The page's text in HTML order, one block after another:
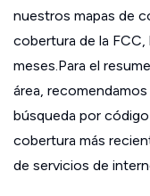
nuestros mapas de
cobertura de la FCC,
meses.Para el
área,
búsqueda por
cobertura más
de servicios de